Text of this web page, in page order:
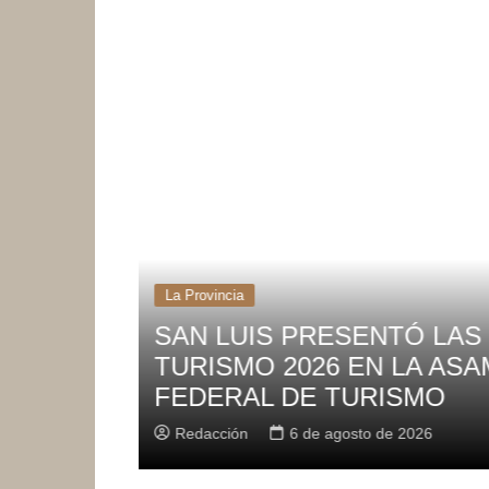
La Provincia
LA PROVINCIA OFRECE
HASTA $60.000 DE
DE INDUMENTARIA
Redacción 6 de agosto de 2026